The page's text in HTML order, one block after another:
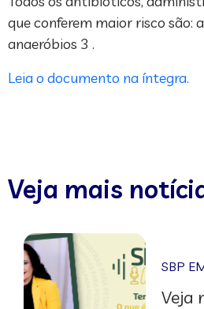
que conferem maior risco
anaeróbios 3 .
Leia o documento na íntegra.
Veja mais
SBP
Veja